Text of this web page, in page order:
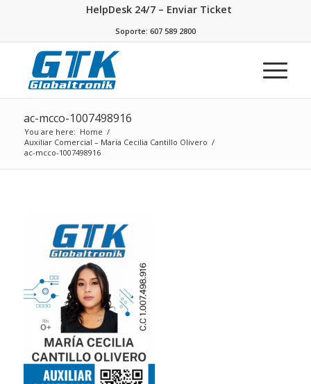
HelpDesk 24/7 – Enviar Ticket
Soporte: 607 589 2800
ac-mcco-1007498916
You are here: Home /
Auxiliar Comercial – María Cecilia Cantillo Olivero /
ac-mcco-1007498916